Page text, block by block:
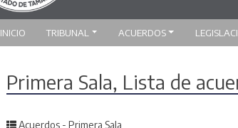
INICIO TRIBUNAL ACUERDOS
Primera Sala, Lista de
Posted in
Acuerdos - Primera Sala